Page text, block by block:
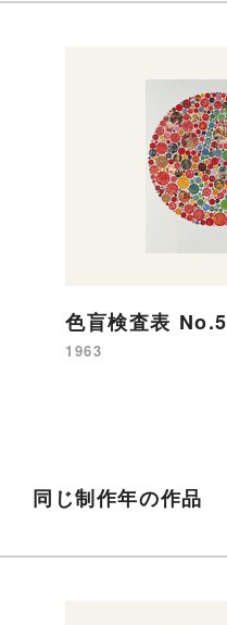
色盲検査表 No.5
1963
同じ制作年の作品